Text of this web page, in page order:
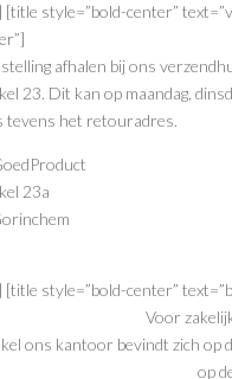
style=”bold-center”
afhalen bij ons
23. Dit kan op maandag,
tevens het retouradres.
23a
style=”bold-center”
Voor
ons kantoor bevindt zich op
op